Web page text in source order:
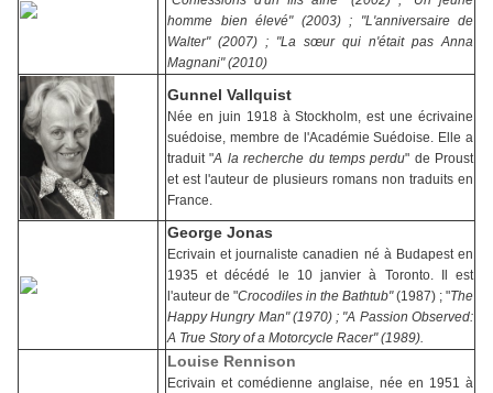
homme bien élevé" (2003) ; "L'anniversaire de
Walter" (2007) ; "La sœur qui n'était pas Anna
Magnani" (2010)
Gunnel Vallquist
Née en juin 1918 à Stockholm, est une écrivaine
suédoise, membre de l'Académie Suédoise. Elle a
traduit "A la recherche du temps perdu" de Proust
et est l'auteur de plusieurs romans non traduits en
France.
George Jonas
Ecrivain et journaliste canadien né à Budapest en
1935 et décédé le 10 janvier à Toronto. Il est
l'auteur de "Crocodiles in the Bathtub"(1987) ; "The
Happy Hungry Man" (1970) ; "A Passion Observed:
A True Story of a Motorcycle Racer" (1989).
Louise Rennison
Ecrivain et comédienne anglaise, née en 1951 à